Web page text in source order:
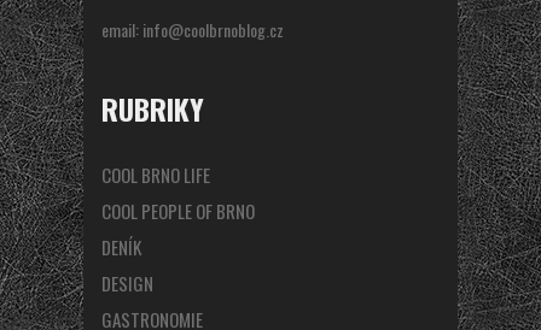
email:info@coolbrnoblog.cz
RUBRIKY
COOL BRNO LIFE
COOL PEOPLE OF BRNO
DENÍK
DESIGN
GASTRONOMIE